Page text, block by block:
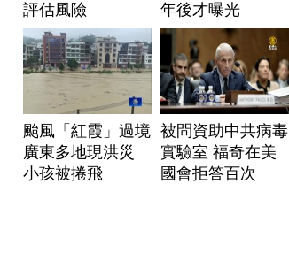
評估風險
年後才曝光
颱風「紅霞」過境
廣東多地現洪災
小孩被捲飛
被問資助中共病毒
實驗室 福奇在美
國會拒答百次